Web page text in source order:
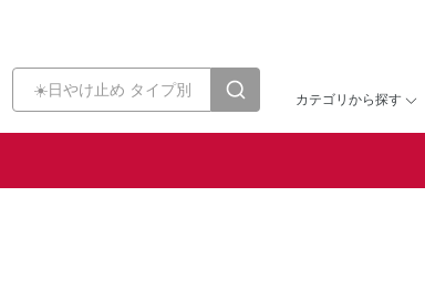
カテゴリから探す